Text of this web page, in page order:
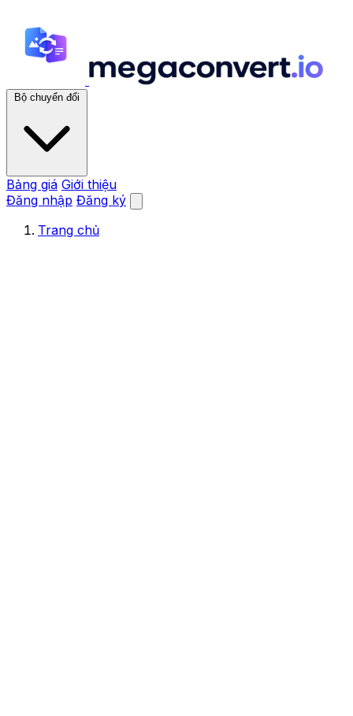
Bộ chuyển đổi
Bảng giá Giới thiệu
Đăng nhập Đăng ký
Trang chủ